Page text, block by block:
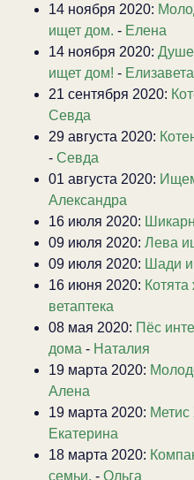
14 ноября 2020:
ищет дом. - Елена
14 ноября 2020:
ищет дом! - Елизавета
21 сентября 2020:
Севда
29 августа 2020:
- Севда
01 августа 2020:
Александра
16 июля 2020:
09 июля 2020: Лева
09 июля 2020: Шади
16 июня 2020: Котята
ветаптека
08 мая 2020: Пёс
дома - Наталия
19 марта 2020:
Алена
19 марта 2020: Метис
Екатерина
18 марта 2020:
семьи. - Ольга